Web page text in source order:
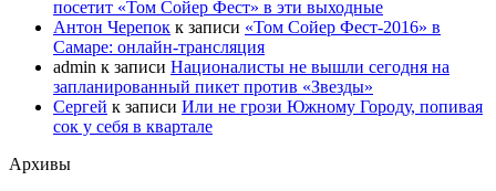
посетит «Том Сойер Фест» в эти выходные
Антон Черепок к записи «Том Сойер Фест-2016» в
Самаре: онлайн-трансляция
admin к записи Националисты не вышли сегодня на
запланированный пикет против «Звезды»
Сергей к записи Или не грози Южному Городу, попивая
сок у себя в квартале
Архивы